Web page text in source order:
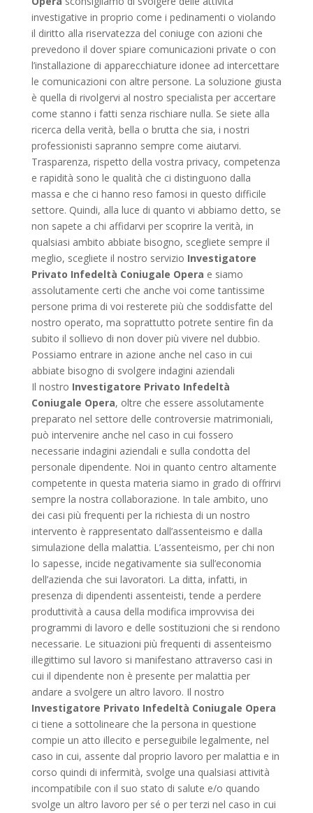
investigative in proprio come i pedinamenti o violando
il diritto alla riservatezza del coniuge con azioni che
prevedono il dover spiare comunicazioni private o con
l’installazione di apparecchiature idonee ad intercettare
le comunicazioni con altre persone. La soluzione giusta
è quella di rivolgervi al nostro specialista per accertare
come stanno i fatti senza rischiare nulla. Se siete alla
ricerca della verità, bella o brutta che sia, i nostri
professionisti sapranno sempre come aiutarvi.
Trasparenza, rispetto della vostra privacy, competenza
e rapidità sono le qualità che ci distinguono dalla
massa e che ci hanno reso famosi in questo difficile
settore. Quindi, alla luce di quanto vi abbiamo detto, se
non sapete a chi affidarvi per scoprire la verità, in
qualsiasi ambito abbiate bisogno, scegliete sempre il
meglio, scegliete il nostro servizio Investigatore
Privato Infedeltà Coniugale Opera e siamo
assolutamente certi che anche voi come tantissime
persone prima di voi resterete più che soddisfatte del
nostro operato, ma soprattutto potrete sentire fin da
subito il sollievo di non dover più vivere nel dubbio.
Possiamo entrare in azione anche nel caso in cui
abbiate bisogno di svolgere indagini aziendali
Il nostro Investigatore Privato Infedeltà
Coniugale Opera, oltre che essere assolutamente
preparato nel settore delle controversie matrimoniali,
può intervenire anche nel caso in cui fossero
necessarie indagini aziendali e sulla condotta del
personale dipendente. Noi in quanto centro altamente
competente in questa materia siamo in grado di offrirvi
sempre la nostra collaborazione. In tale ambito, uno
dei casi più frequenti per la richiesta di un nostro
intervento è rappresentato dall’assenteismo e dalla
simulazione della malattia. L’assenteismo, per chi non
lo sapesse, incide negativamente sia sull’economia
dell’azienda che sui lavoratori. La ditta, infatti, in
presenza di dipendenti assenteisti, tende a perdere
produttività a causa della modifica improvvisa dei
programmi di lavoro e delle sostituzioni che si rendono
necessarie. Le situazioni più frequenti di assenteismo
illegittimo sul lavoro si manifestano attraverso casi in
cui il dipendente non è presente per malattia per
andare a svolgere un altro lavoro. Il nostro
Investigatore Privato Infedeltà Coniugale Opera
ci tiene a sottolineare che la persona in questione
compie un atto illecito e perseguibile legalmente, nel
caso in cui, assente dal proprio lavoro per malattia e in
corso quindi di infermità, svolge una qualsiasi attività
incompatibile con il suo stato di salute e/o quando
svolge un altro lavoro per sé o per terzi nel caso in cui